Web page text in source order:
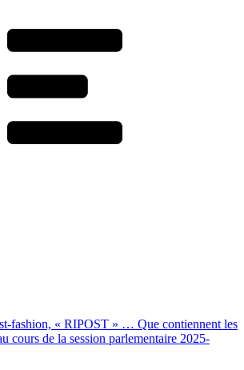
fashion, « RIPOST » … Que contiennent les
cours de la session parlementaire 2025-